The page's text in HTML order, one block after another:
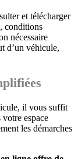
et télécharger
conditions
nécessaire
d’un véhicule,
il vous suffit
espace
les démarches